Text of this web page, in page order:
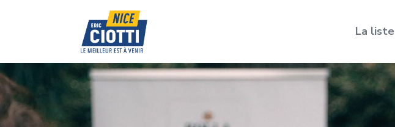
La liste